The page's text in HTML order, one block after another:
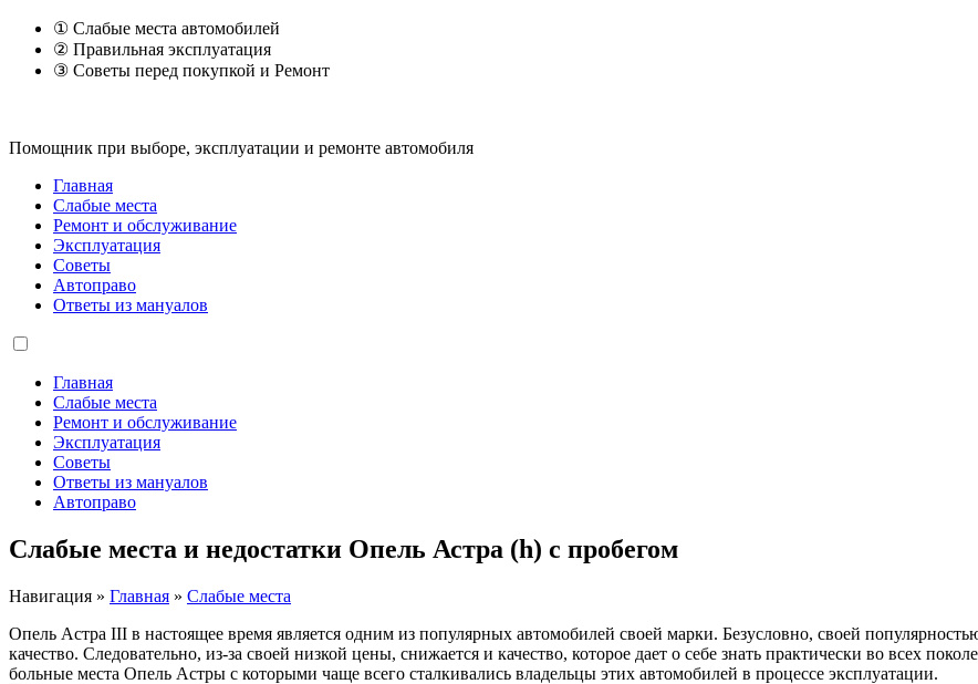
① Слабые места автомобилей
② Правильная эксплуатация
③ Советы перед покупкой и Ремонт
Помощник при выборе, эксплуатации и ремонте автомобиля
Главная
Слабые места
Ремонт и обслуживание
Эксплуатация
Советы
Автоправо
Ответы из мануалов
Главная
Слабые места
Ремонт и обслуживание
Эксплуатация
Советы
Ответы из мануалов
Автоправо
Слабые места и недостатки Опель Астра (h) с пробегом
Навигация » Главная » Слабые места
Опель Астра III в настоящее время является одним из популярных автомобилей своей марки. Безусловно, своей
качество. Следовательно, из-за своей низкой цены, снижается и качество, которое дает о себе знать практически во всех
больные места Опель Астры с которыми чаще всего сталкивались владельцы этих автомобилей в процессе эксплуатации.